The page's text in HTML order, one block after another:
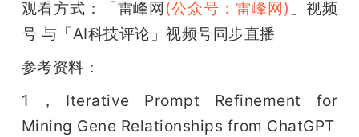
观看方式：「雷峰网 (公众号：雷峰网) 」视频
号 与「AI科技评论」视频号同步直播
参考资料：
1，Iterative Prompt Refinement for
Mining Gene Relationships from ChatGPT